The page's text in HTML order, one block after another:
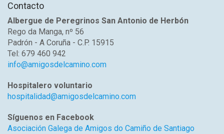
Contacto
Albergue de Peregrinos San Antonio de Herbón
Rego da Manga, nº 56
Padrón - A Coruña - C.P. 15915
Tel: 679 460 942
info@amigosdelcamino.com
Hospitalero voluntario
hospitalidad@amigosdelcamino.com
Síguenos en Facebook
Asociación Galega de Amigos do Camiño de Santiago